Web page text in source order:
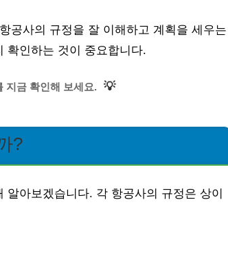
공사의 규정을 잘 이해하고 계획을 세우는
확인하는 것이 중요합니다.
지금 확인해 보세요. 💡
?
아보겠습니다. 각 항공사의 규정은 상이